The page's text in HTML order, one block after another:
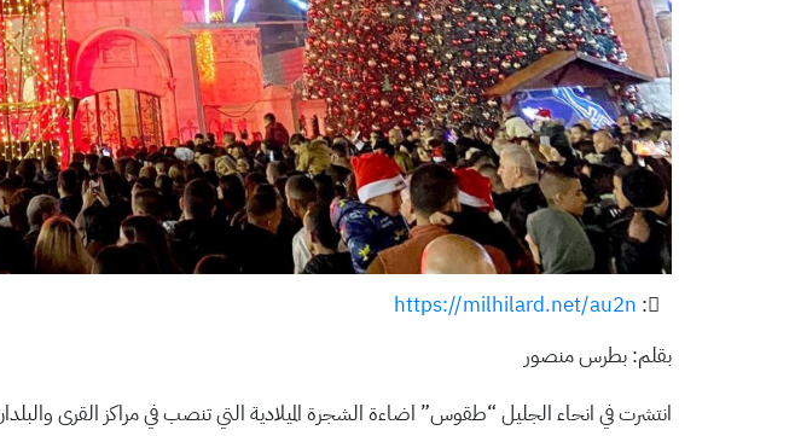
:
https://milhilard.net/au2n
بقلم: بطرس منصور
انتشرت في انحاء الجليل “طقوس” اضاءة الشجرة الميلادية التي تنصب في مراكز القرى